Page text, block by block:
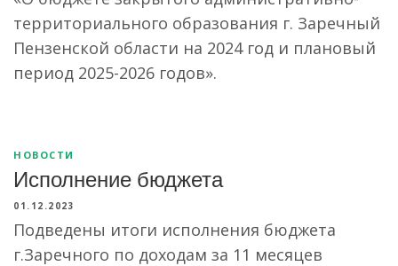
территориального образования г. Заречный
Пензенской области на 2024 год и плановый
период 2025-2026 годов».
НОВОСТИ
Исполнение бюджета
01.12.2023
Подведены итоги исполнения бюджета
г.Заречного по доходам за 11 месяцев